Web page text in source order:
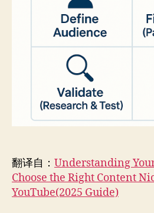
翻译自： Understanding
Choose the Right Content
YouTube(2025 Guide)